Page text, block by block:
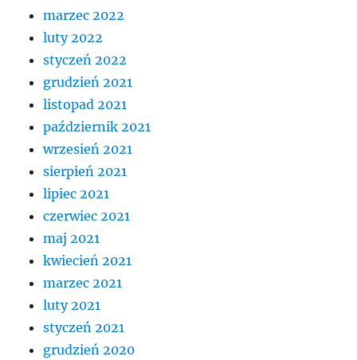
marzec 2022
luty 2022
styczeń 2022
grudzień 2021
listopad 2021
październik 2021
wrzesień 2021
sierpień 2021
lipiec 2021
czerwiec 2021
maj 2021
kwiecień 2021
marzec 2021
luty 2021
styczeń 2021
grudzień 2020